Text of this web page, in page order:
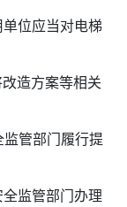
位应当对电梯
造方案等相关
管部门履行提
监管部门办理